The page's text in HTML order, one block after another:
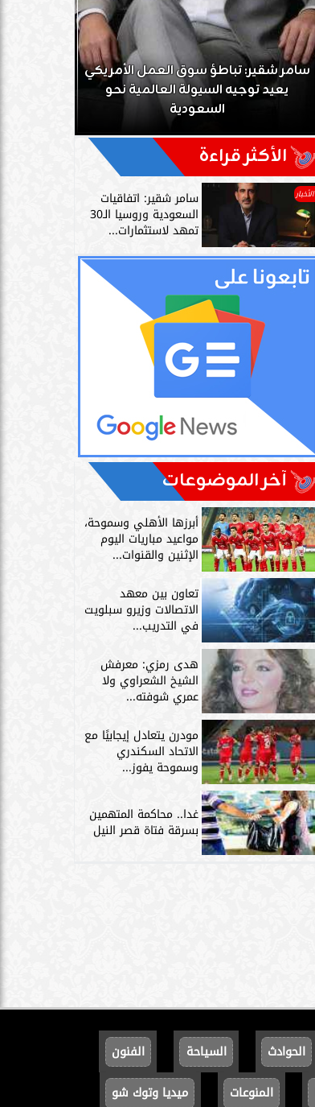
سامر شقير: تباطؤ سوق العمل الأمريكي
يعيد توجيه السيولة العالمية نحو
السعودية
الأكثر قراءة
الأخبار سامر شقير: اتفاقيات
السعودية وروسيا الـ30
تمهد لاستثمارات...
آخر الموضوعات
أبرزها الأهلي وسموحة،
مواعيد مباريات اليوم
الإثنين والقنوات...
تعاون بين معهد
الاتصالات وزيرو سبلويت
في التدريب...
هدى رمزي: معرفش
الشيخ الشعراوي ولا
عمري شوفته...
مودرن يتعادل إيجابيًا مع
الاتحاد السكندري
وسموحة يفوز...
غدا.. محاكمة المتهمين
بسرقة فتاة قصر النيل
الحوادث السياحة
الفنون
المنوعات
ميديا وتوك شو